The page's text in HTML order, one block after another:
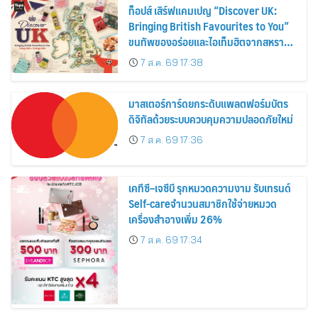
ท็อปส์ เสิร์ฟแคมเปญ “Discover UK:
Bringing British Favourites to You”
ขนทัพของอร่อยและไอเท็มฮิตจากสหราช
อาณาจักร ส่งตรงถึงมือตั้งแต่วันนี้ – 18
สิงหาคมนี้
7 ส.ค. 69 17:38
มาสเตอร์การ์ดยกระดับแพลตฟอร์มบัตร
ดิจิทัลด้วยระบบควบคุมความปลอดภัยใหม่
7 ส.ค. 69 17:36
เคทีซี–เจซีบี รุกหมวดความงาม รับเทรนด์
Self-careจำนวนสมาชิกใช้จ่ายหมวด
เครื่องสำอางเพิ่ม 26%
7 ส.ค. 69 17:34